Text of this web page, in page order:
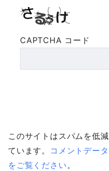
CAPTCHA コード
このサイトはスパムを低
ています。 コメントデー
をご覧ください 。